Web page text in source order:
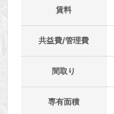
賃料
共益費/管理費
間取り
専有面積